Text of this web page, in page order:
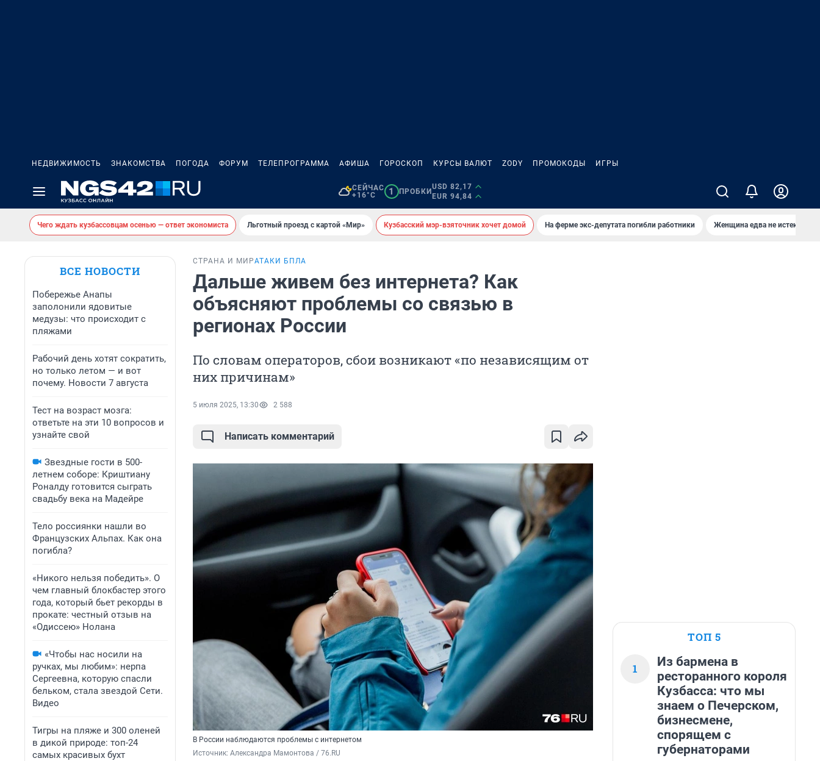
НЕДВИЖИМОСТЬ ЗНАКОМСТВА ПОГОДА ФОРУМ ТЕЛЕПРОГРАММА АФИША ГОРОСКОП КУРСЫ ВАЛЮТ ZODY ПРОМОКОДЫ ИГРЫ
СЕЙЧАС
+16°C
1 ПРОБКИ
USD 82,17
EUR 94,84
Чего ждать кузбассовцам осенью — ответ экономиста Льготный проезд с картой «Мир» Кузбасский мэр-взяточник хочет домой На ферме экс-депутата погибли работники Женщина едва не истекла
ВСЕ НОВОСТИ
Побережье Анапы
заполонили ядовитые
медузы: что происходит с
пляжами
Рабочий день хотят сократить,
но только летом — и вот
почему. Новости 7 августа
Тест на возраст мозга:
ответьте на эти 10 вопросов и
узнайте свой
Звездные гости в 500-
летнем соборе: Криштиану
Роналду готовится сыграть
свадьбу века на Мадейре
Тело россиянки нашли во
Французских Альпах. Как она
погибла?
«Никого нельзя победить». О
чем главный блокбастер этого
года, который бьет рекорды в
прокате: честный отзыв на
«Одиссею» Нолана
«Чтобы нас носили на
ручках, мы любим»: нерпа
Сергеевна, которую спасли
бельком, стала звездой Сети.
Видео
Тигры на пляже и 300 оленей
в дикой природе: топ-24
самых красивых бухт
СТРАНА И МИРАТАКИ БПЛА
Дальше живем без интернета? Как
объясняют проблемы со связью в
регионах России
По словам операторов, сбои возникают «по независящим от
них причинам»
5 июля 2025, 13:30 2 588
Написать комментарий
В России наблюдаются проблемы с интернетом
Источник: Александра Мамонтова / 76.RU
ТОП 5
1
Из бармена в
ресторанного короля
Кузбасса: что мы
знаем о Печерском,
бизнесмене,
спорящем с
губернаторами